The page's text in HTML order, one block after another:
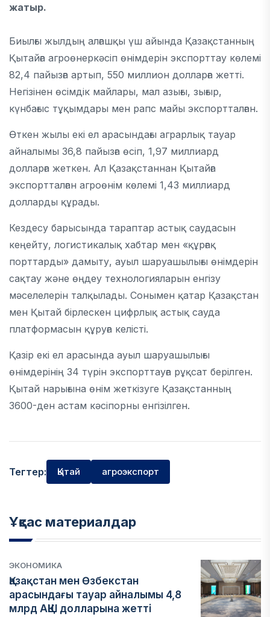
жатыр.
Биылғы жылдың алғашқы үш айында Қазақстанның
Қытайға агроөнеркәсіп өнімдерін экспорттау көлемі
82,4 пайызға артып, 550 миллион долларға жетті.
Негізінен өсімдік майлары, мал азығы, зығыр,
күнбағыс тұқымдары мен рапс майы экспортталған.
Өткен жылы екі ел арасындағы аграрлық тауар
айналымы 36,8 пайызға өсіп, 1,97 миллиард
долларға жеткен. Ал Қазақстаннан Қытайға
экспортталған агроөнім көлемі 1,43 миллиард
долларды құрады.
Кездесу барысында тараптар астық саудасын
кеңейту, логистикалық хабтар мен «құрғақ
порттарды» дамыту, ауыл шаруашылығы өнімдерін
сақтау және өңдеу технологияларын енгізу
мәселелерін талқылады. Сонымен қатар Қазақстан
мен Қытай бірлескен цифрлық астық сауда
платформасын құруға келісті.
Қазір екі ел арасында ауыл шаруашылығы
өнімдерінің 34 түрін экспорттауға рұқсат берілген.
Қытай нарығына өнім жеткізуге Қазақстанның
3600-ден астам кәсіпорны енгізілген.
Тегтер: Қытай агроэкспорт
Ұқсас материалдар
ЭКОНОМИКА
Қазақстан мен Өзбекстан
арасындағы тауар айналымы 4,8
млрд АҚШ долларына жетті